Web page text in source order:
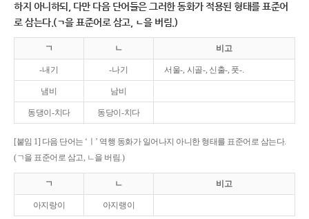
하지 아니하되, 다만 다음 단어들은 그러한 동화가 적용된 형태를 표준어
로 삼는다.(ㄱ을 표준어로 삼고, ㄴ을 버림.)
ㄱ ㄴ 비고
-내기 -나기 서울-, 시골-, 신출-, 풋-.
냄비 남비
동댕이-치다 동당이-치다
[붙임 1] 다음 단어는 ‘ㅣ’ 역행 동화가 일어나지 아니한 형태를 표준어로 삼는다.
(ㄱ을 표준어로 삼고, ㄴ을 버림.)
ㄱ ㄴ 비고
아지랑이 아지랭이